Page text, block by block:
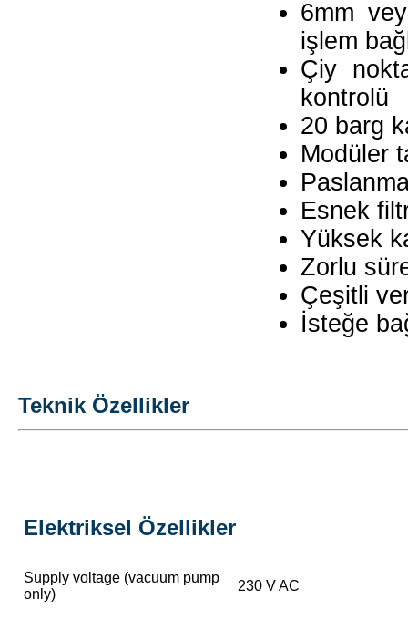
6mm
işlem
Çiy
kontrolü
20 barg
Modüler
Esnek
Yüksek
Zorlu
Çeşitli
İsteğe
Teknik Özellikler
Elektriksel Özellikler
Supply voltage (vacuum pump
only)
230 V AC